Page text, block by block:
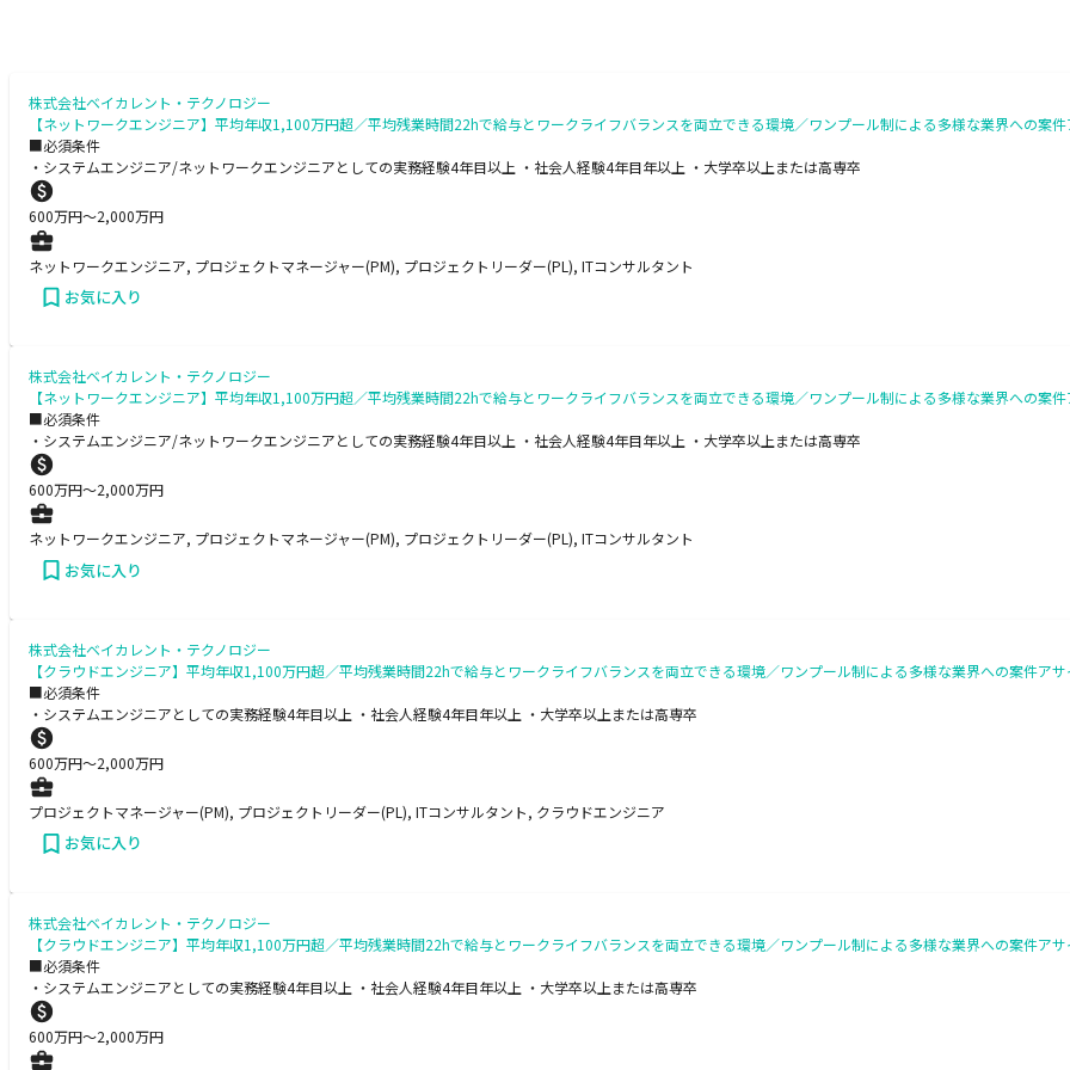
株式会社ベイカレント・テクノロジー
【ネットワークエンジニア】平均年収1,100万円超／平均残業時間22hで給与とワークライフバランスを両立できる環境／ワンプール制による多様な業界への案
■必須条件
・システムエンジニア/ネットワークエンジニアとしての実務経験4年目以上 ・社会人経験4年目年以上 ・大学卒以上または高専卒
600万円〜2,000万円
ネットワークエンジニア, プロジェクトマネージャー(PM), プロジェクトリーダー(PL), ITコンサルタント
お気に入り
株式会社ベイカレント・テクノロジー
【ネットワークエンジニア】平均年収1,100万円超／平均残業時間22hで給与とワークライフバランスを両立できる環境／ワンプール制による多様な業界への案
■必須条件
・システムエンジニア/ネットワークエンジニアとしての実務経験4年目以上 ・社会人経験4年目年以上 ・大学卒以上または高専卒
600万円〜2,000万円
ネットワークエンジニア, プロジェクトマネージャー(PM), プロジェクトリーダー(PL), ITコンサルタント
お気に入り
株式会社ベイカレント・テクノロジー
【クラウドエンジニア】平均年収1,100万円超／平均残業時間22hで給与とワークライフバランスを両立できる環境／ワンプール制による多様な業界への案件ア
■必須条件
・システムエンジニアとしての実務経験4年目以上 ・社会人経験4年目年以上 ・大学卒以上または高専卒
600万円〜2,000万円
プロジェクトマネージャー(PM), プロジェクトリーダー(PL), ITコンサルタント, クラウドエンジニア
お気に入り
株式会社ベイカレント・テクノロジー
【クラウドエンジニア】平均年収1,100万円超／平均残業時間22hで給与とワークライフバランスを両立できる環境／ワンプール制による多様な業界への案件ア
■必須条件
・システムエンジニアとしての実務経験4年目以上 ・社会人経験4年目年以上 ・大学卒以上または高専卒
600万円〜2,000万円